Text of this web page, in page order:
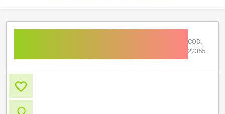
COD.
22355